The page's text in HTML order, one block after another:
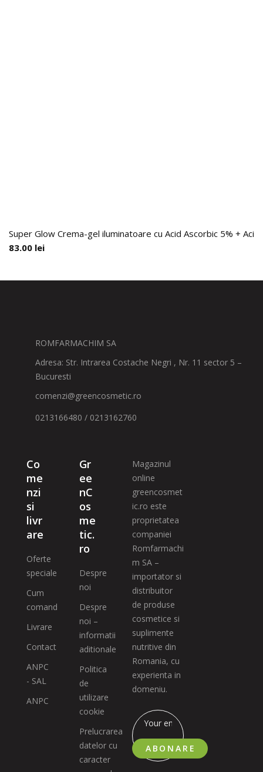
Super Glow Crema-gel iluminatoare cu Acid Ascorbic 5% +
83.00 lei
ROMFARMACHIM SA
Adresa: Str. Intrarea Costache Negri , Nr. 11 sector 5 –
Bucuresti
comenzi@greencosmetic.ro
0213166480 / 0213162760
Co
me
nzi
si
livr
are
Oferte
speciale
Cum
comand
Livrare
Contact
ANPC
- SAL
ANPC
Gr
ee
nC
os
me
tic.
ro
Despre
noi
Despre
noi –
informatii
aditionale
Politica
de
utilizare
cookie
Prelucrarea
datelor cu
caracter
Magazinul
online
greencosmet
ic.ro este
proprietatea
companiei
Romfarmachi
m SA –
importator si
distribuitor
de produse
cosmetice si
suplimente
nutritive din
Romania, cu
experienta in
domeniu.
ABONARE